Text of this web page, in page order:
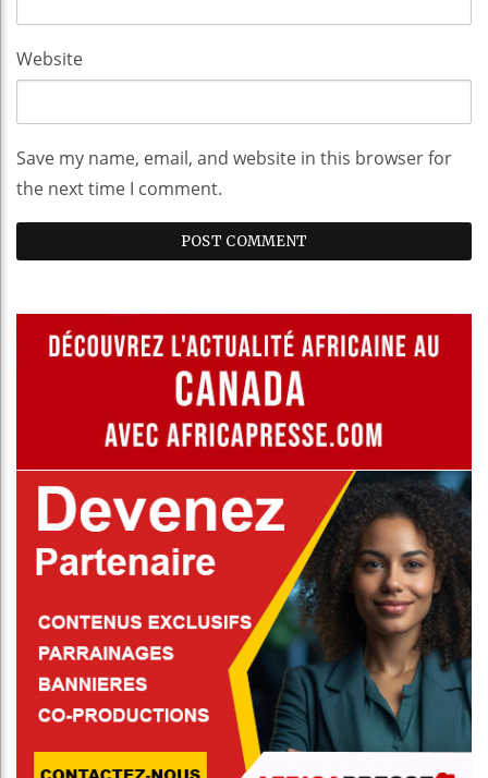
Website
Save my name, email, and website in this browser for
the next time I comment.